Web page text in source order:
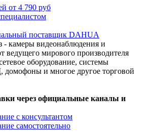
от 4 790 руб
поставщик DAHUA
- камеры видеонаблюдения и
ведущего мирового производителя
оборудование, системы
и многое другое торговой
через официальные каналы и
с консультантом
самостоятельно